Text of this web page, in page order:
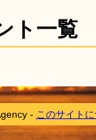
ト一覧
- このサイト